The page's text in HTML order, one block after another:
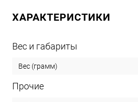
ХАРАКТЕРИСТИКИ
Вес и габариты
Вес (грамм)
Прочие